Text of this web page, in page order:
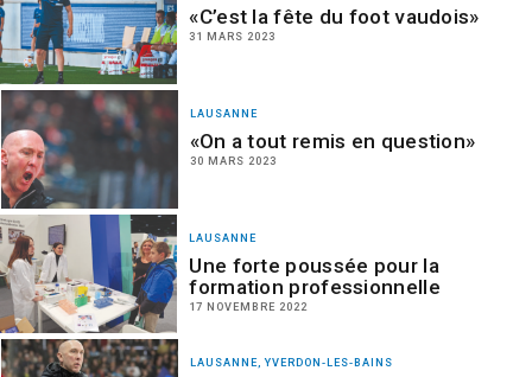
«C’est la fête du foot vaudois»
31 MARS 2023
LAUSANNE
«On a tout remis en question»
30 MARS 2023
LAUSANNE
Une forte poussée pour la
formation professionnelle
17 NOVEMBRE 2022
LAUSANNE, YVERDON-LES-BAINS